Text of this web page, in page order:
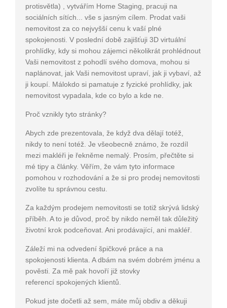
protisvětla) , vytvářím Home Staging, pracuji na
sociálních sítích... vše s jasným cílem. Prodat vaši
nemovitost za co nejvyšší cenu k vaší plné
spokojenosti. V poslední době zajišťuji 3D virtuální
prohlídky, kdy si mohou zájemci několikrát prohlédnout
Vaši nemovitost z pohodlí svého domova, mohou si
naplánovat, jak Vaši nemovitost upraví, jak ji vybaví, až
ji koupí. Málokdo si pamatuje z fyzické prohlídky, jak
nemovitost vypadala, kde co bylo a kde ne.
Proč vznikly tyto stránky?
Abych zde prezentovala, že když dva dělají totéž,
nikdy to není totéž. Je všeobecně známo, že rozdíl
mezi makléři je řekněme nemalý. Prosím, přečtěte si
mé tipy a články. Věřím, že vám tyto informace
pomohou v rozhodování a že si pro prodej nemovitosti
zvolíte tu správnou cestu.
Za každým prodejem nemovitosti se totiž skrývá lidský
příběh. A to je důvod, proč by nikdo neměl tak důležitý
životní krok podceňovat. Ani prodávající, ani makléř.
Záleží mi na odvedení špičkové práce a na
spokojenosti klienta. A dbám na svém dobrém jménu a
pověsti. Za mě pak hovoří již stovky
referencí spokojených klientů.
Pokud jste dočetli až sem, máte můj obdiv a děkuji